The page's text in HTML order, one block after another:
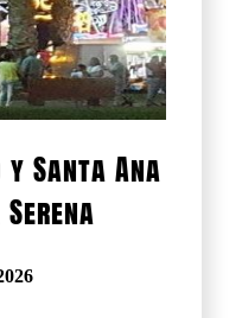
Santa Ana